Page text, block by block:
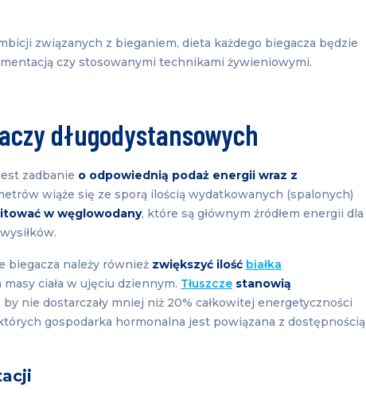
związanych z bieganiem, dieta każdego biegacza będzie
czy stosowanymi technikami żywieniowymi.
długodystansowych
zadbanie o odpowiednią podaż energii wraz z
wiąże się ze sporą ilością wydatkowanych (spalonych)
w węglowodany, które są głównym źródłem energii dla
biegacza należy również zwiększyć ilość białka
ciała w ujęciu dziennym. Tłuszcze stanowią
by nie dostarczały mniej niż 20% całkowitej energetyczności
gospodarka hormonalna jest powiązana z dostępnością